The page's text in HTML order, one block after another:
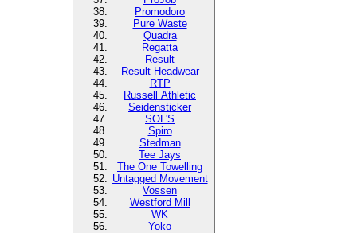
Promodoro
Pure Waste
Quadra
Regatta
Result
Result Headwear
RTP
Russell Athletic
Seidensticker
SOL'S
Spiro
Stedman
Tee Jays
The One Towelling
Untagged Movement
Vossen
Westford Mill
WK
Yoko